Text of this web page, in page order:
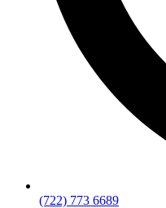
(722) 773 6689